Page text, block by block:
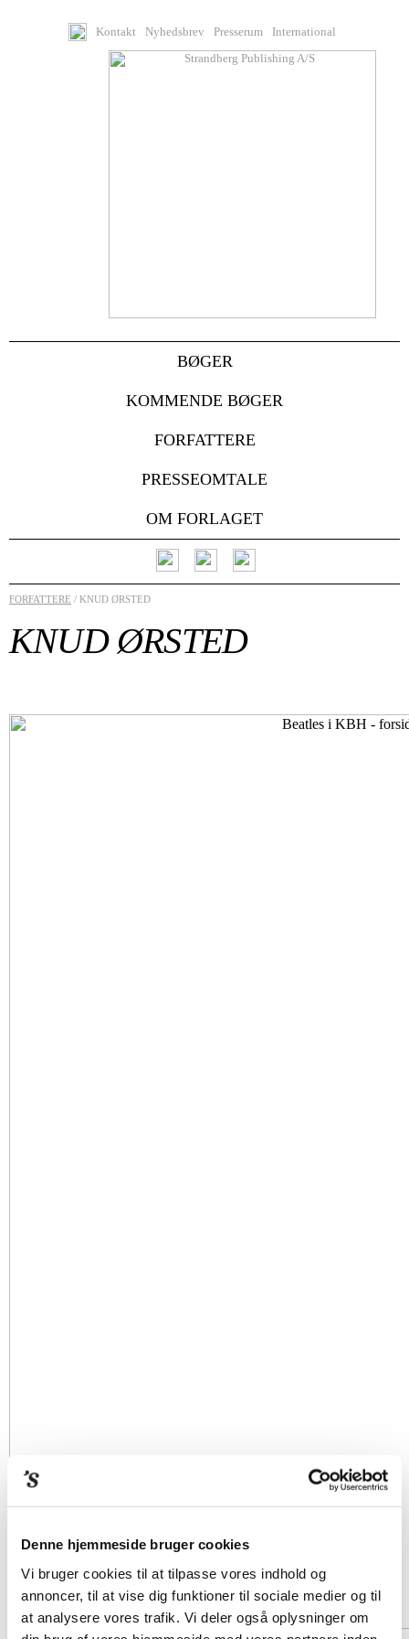
Denne hjemmeside bruger cookies
Vi bruger cookies til at tilpasse vores indhold og
annoncer, til at vise dig funktioner til sociale medier og til
at analysere vores trafik. Vi deler også oplysninger om
Kontakt Nyhedsbrev Presserum International
BØGER
KOMMENDE BØGER
FORFATTERE
PRESSEOMTALE
OM FORLAGET
FORFATTERE / KNUD ØRSTED
KNUD ØRSTED